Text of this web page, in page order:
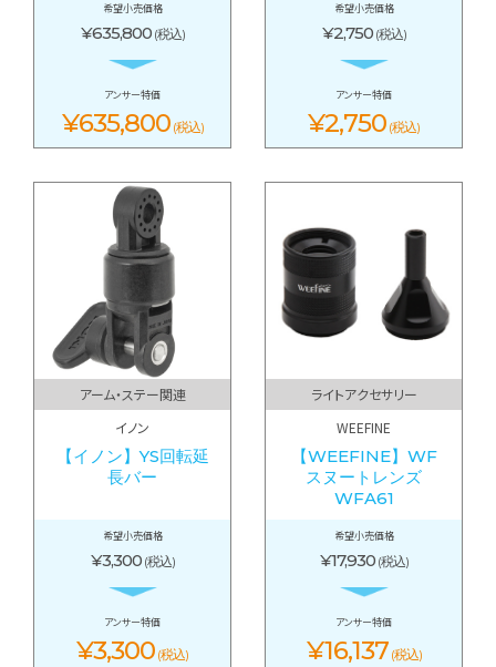
希望小売価格
¥635,800 (税込)
アンサー特価
¥635,800 (税込)
希望小売価格
¥2,750 (税込)
アンサー特価
¥2,750 (税込)
アーム・ステー関連
イノン
【イノン】YS回転延
長バー
希望小売価格
¥3,300 (税込)
アンサー特価
¥3,300 (税込)
ライトアクセサリー
WEEFINE
【WEEFINE】WF
スヌートレンズ
WFA61
希望小売価格
¥17,930 (税込)
アンサー特価
¥16,137 (税込)